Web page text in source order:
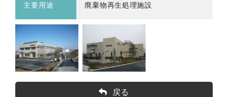
主要用途 廃棄物再生処理施設
戻る